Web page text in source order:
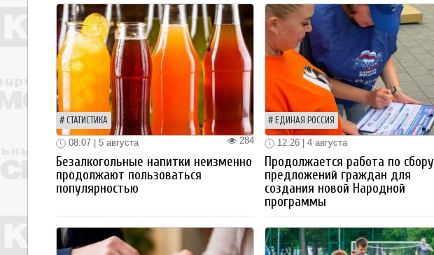
СТАТИСТИКА
284
08:07 | 5 августа
Безалкогольные напитки неизменно
продолжают пользоваться
популярностью
ЕДИНАЯ РОССИЯ
12:26 | 4 августа
Продолжается работа по сбору
предложений граждан для
создания новой Народной
программы